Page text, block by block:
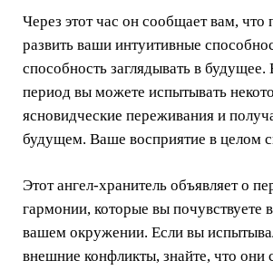
Через этот час он сообщает вам,
развить ваши интуитивные
способность заглядывать в
период вы можете испытывать
ясновидческие переживания и
будущем. Ваше восприятие в целом
Этот ангел-хранитель объявляет о
гармонии, которые вы почувствуете
вашем окружении. Если вы
внешние конфликты, знайте, что они